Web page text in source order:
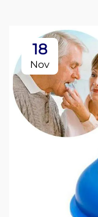
18
Nov